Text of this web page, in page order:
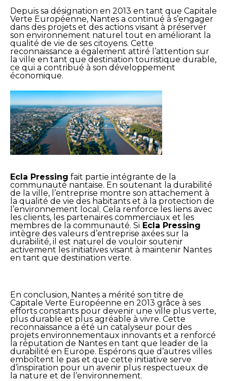
Depuis sa désignation en 2013 en tant que Capitale
Verte Européenne, Nantes a continué à s’engager
dans des projets et des actions visant à préserver
son environnement naturel tout en améliorant la
qualité de vie de ses citoyens. Cette
reconnaissance a également attiré l’attention sur
la ville en tant que destination touristique durable,
ce qui a contribué à son développement
économique.
Ecla Pressing fait partie intégrante de la
communauté nantaise. En soutenant la durabilité
de la ville, l’entreprise montre son attachement à
la qualité de vie des habitants et à la protection de
l’environnement local. Cela renforce les liens avec
les clients, les partenaires commerciaux et les
membres de la communauté. Si Ecla Pressing
intègre des valeurs d’entreprise axées sur la
durabilité, il est naturel de vouloir soutenir
activement les initiatives visant à maintenir Nantes
en tant que destination verte.
En conclusion, Nantes a mérité son titre de
Capitale Verte Européenne en 2013 grâce à ses
efforts constants pour devenir une ville plus verte,
plus durable et plus agréable à vivre. Cette
reconnaissance a été un catalyseur pour des
projets environnementaux innovants et a renforcé
la réputation de Nantes en tant que leader de la
durabilité en Europe. Espérons que d’autres villes
emboîtent le pas et que cette initiative serve
d’inspiration pour un avenir plus respectueux de
la nature et de l’environnement.